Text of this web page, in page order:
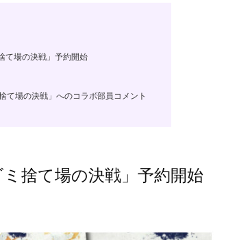
て場の決戦」予約開始
て場の決戦」へのコラボ部員コメント
捨て場の決戦」予約開始